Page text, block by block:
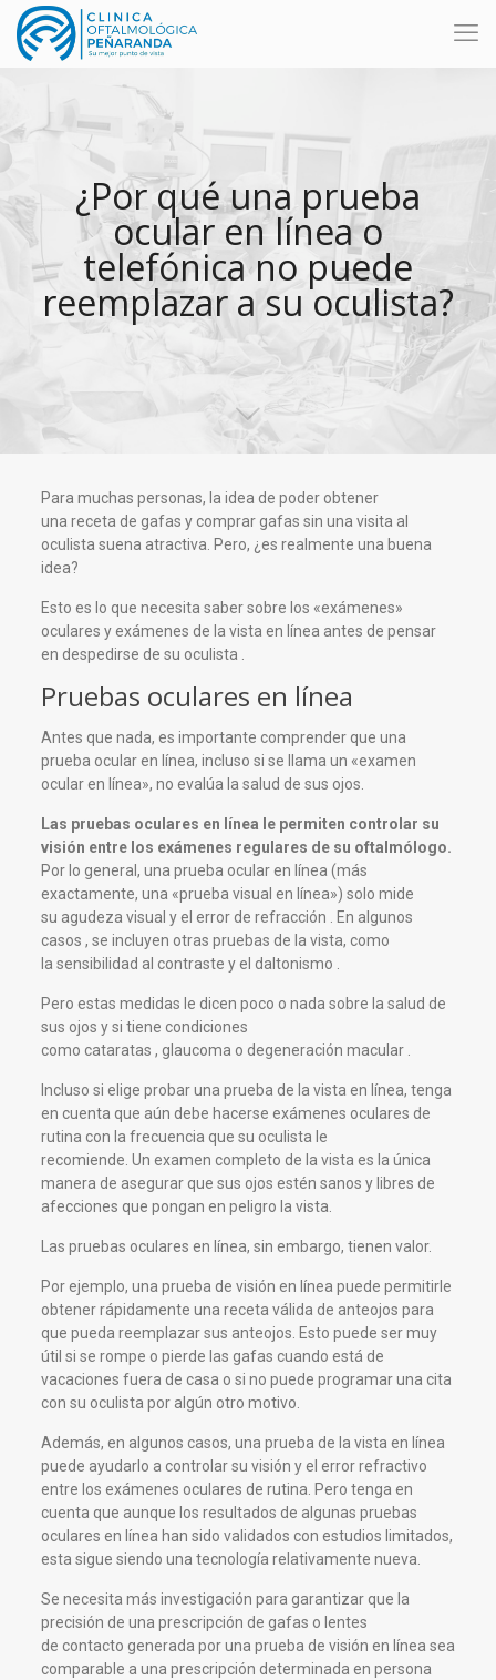
¿Por qué una prueba
ocular en línea o
telefónica no puede
reemplazar a su oculista?
Para muchas personas, la idea de poder obtener
una receta de gafas y comprar gafas sin una visita al
oculista suena atractiva. Pero, ¿es realmente una buena
idea?
Esto es lo que necesita saber sobre los «exámenes»
oculares y exámenes de la vista en línea antes de pensar
en despedirse de su oculista .
Pruebas oculares en línea
Antes que nada, es importante comprender que una
prueba ocular en línea, incluso si se llama un «examen
ocular en línea», no evalúa la salud de sus ojos.
Las pruebas oculares en línea le permiten controlar su
visión entre los exámenes regulares de su oftalmólogo.
Por lo general, una prueba ocular en línea (más
exactamente, una «prueba visual en línea») solo mide
su agudeza visual y el error de refracción . En algunos
casos , se incluyen otras pruebas de la vista, como
la sensibilidad al contraste y el daltonismo .
Pero estas medidas le dicen poco o nada sobre la salud de
sus ojos y si tiene condiciones
como cataratas , glaucoma o degeneración macular .
Incluso si elige probar una prueba de la vista en línea, tenga
en cuenta que aún debe hacerse exámenes oculares de
rutina con la frecuencia que su oculista le
recomiende. Un examen completo de la vista es la única
manera de asegurar que sus ojos estén sanos y libres de
afecciones que pongan en peligro la vista.
Las pruebas oculares en línea, sin embargo, tienen valor.
Por ejemplo, una prueba de visión en línea puede permitirle
obtener rápidamente una receta válida de anteojos para
que pueda reemplazar sus anteojos. Esto puede ser muy
útil si se rompe o pierde las gafas cuando está de
vacaciones fuera de casa o si no puede programar una cita
con su oculista por algún otro motivo.
Además, en algunos casos, una prueba de la vista en línea
puede ayudarlo a controlar su visión y el error refractivo
entre los exámenes oculares de rutina. Pero tenga en
cuenta que aunque los resultados de algunas pruebas
oculares en línea han sido validados con estudios limitados,
esta sigue siendo una tecnología relativamente nueva.
Se necesita más investigación para garantizar que la
precisión de una prescripción de gafas o lentes
de contacto generada por una prueba de visión en línea sea
comparable a una prescripción determinada en persona